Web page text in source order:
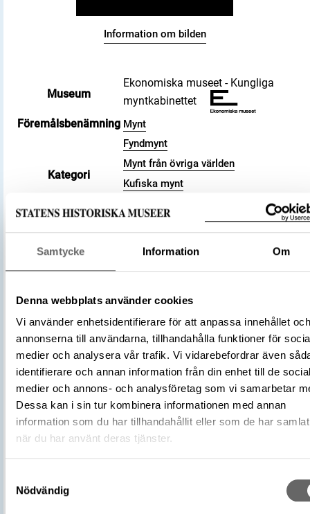
Samtycke Information Om
Denna webbplats använder cookies
Vi använder enhetsidentifierare för att anpassa innehållet och
annonserna till användarna, tillhandahålla funktioner för
medier och analysera vår trafik. Vi vidarebefordrar även
identifierare och annan information från din enhet till de
medier och annons- och analysföretag som vi samarbetar
Dessa kan i sin tur kombinera informationen med annan
information som du har tillhandahållit eller som de har
när du har använt deras tjänster.
Nödvändig
Museum
Ekonomiska museet - Kungliga
myntkabinettet
Föremålsbenämning Mynt
Kategori
Fyndmynt
Mynt från övriga världen
Kufiska mynt
283 a.H.
Tillverkningsplats
Kalifatet
Samanidiska riket
Samarqand
Tillverkare Ismail ibn Ahmad (Myntherre)
Förvärvsnummer
16200
Plats: Sigsarve, Fornlämning:
Socken: Hejde socken, Kommun:
Information om bilden